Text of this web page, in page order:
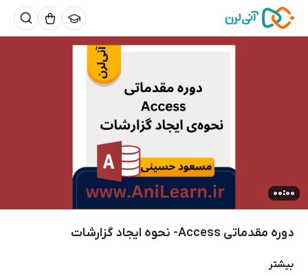
00:00
دوره مقدماتی Access- نحوه ایجاد گزارشات
بیشتر